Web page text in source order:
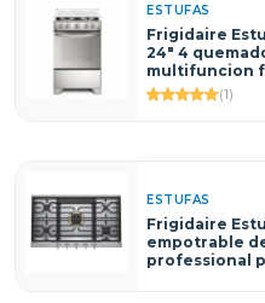
ESTUFAS
Frigidaire
24" 4
multifuncion
(1)
ESTUFAS
Frigidaire
empotrable
professional